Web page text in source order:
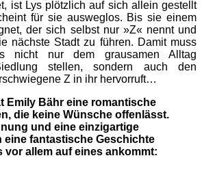
ist Lys plötzlich auf sich allein gestellt
für sie ausweglos. Bis sie einem
der sich selbst nur »Z« nennt und
nächste Stadt zu führen. Damit muss
nicht nur dem grausamen Alltag
stellen, sondern auch den
Z in ihr hervorruft…
Emily Bähr eine romantische
die keine Wünsche offenlässt.
und eine einzigartige
eine fantastische Geschichte
vor allem auf eines ankommt: